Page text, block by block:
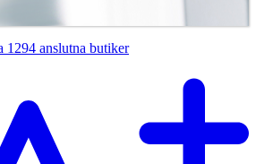
1294 anslutna butiker